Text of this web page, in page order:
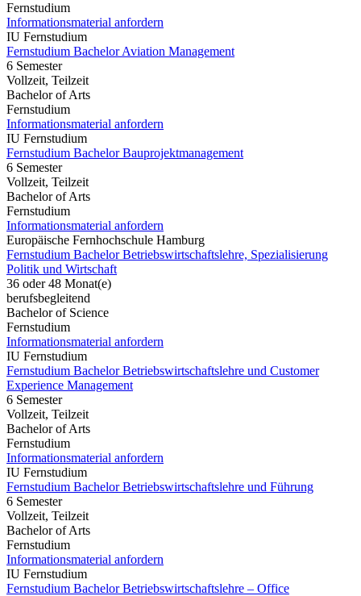
Fernstudium
Informationsmaterial anfordern
IU Fernstudium
Fernstudium Bachelor Aviation Management
6 Semester
Vollzeit, Teilzeit
Bachelor of Arts
Fernstudium
Informationsmaterial anfordern
IU Fernstudium
Fernstudium Bachelor Bauprojektmanagement
6 Semester
Vollzeit, Teilzeit
Bachelor of Arts
Fernstudium
Informationsmaterial anfordern
Europäische Fernhochschule Hamburg
Fernstudium Bachelor Betriebswirtschaftslehre, Spezialisierung
Politik und Wirtschaft
36 oder 48 Monat(e)
berufsbegleitend
Bachelor of Science
Fernstudium
Informationsmaterial anfordern
IU Fernstudium
Fernstudium Bachelor Betriebswirtschaftslehre und Customer
Experience Management
6 Semester
Vollzeit, Teilzeit
Bachelor of Arts
Fernstudium
Informationsmaterial anfordern
IU Fernstudium
Fernstudium Bachelor Betriebswirtschaftslehre und Führung
6 Semester
Vollzeit, Teilzeit
Bachelor of Arts
Fernstudium
Informationsmaterial anfordern
IU Fernstudium
Fernstudium Bachelor Betriebswirtschaftslehre – Office